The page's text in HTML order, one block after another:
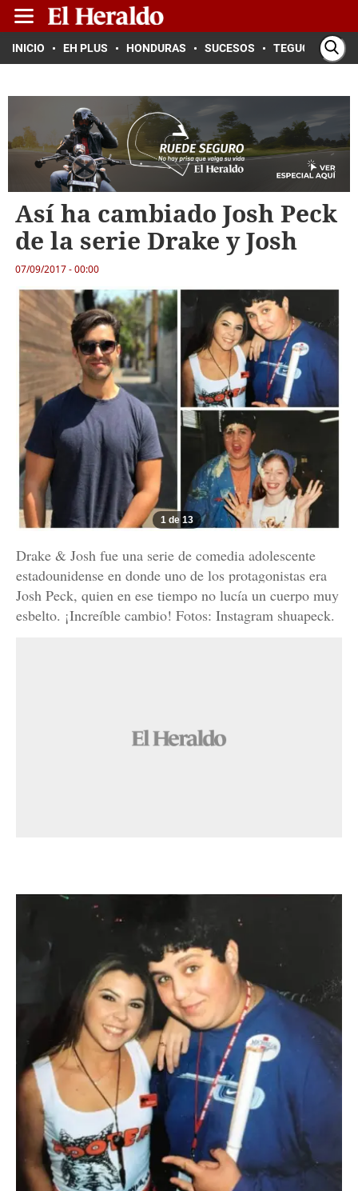
INICIO EH PLUS HONDURAS SUCESOS TEGUCIGALPA
Así ha cambiado Josh Peck
de la serie Drake y Josh
07/09/2017 - 00:00
1 de 13
Drake & Josh fue una serie de comedia adolescente
estadounidense en donde uno de los protagonistas era
Josh Peck, quien en ese tiempo no lucía un cuerpo muy
esbelto. ¡Increíble cambio! Fotos: Instagram shuapeck.